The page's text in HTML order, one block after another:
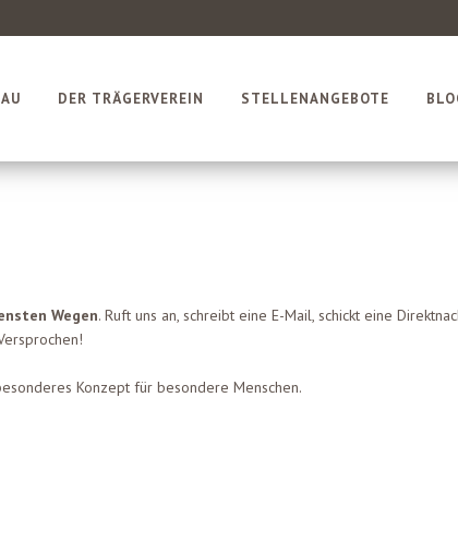
DER TRÄGERVEREIN STELLENANGEBOTE
Wegen. Ruft uns an, schreibt eine E-Mail, schickt eine
Konzept für besondere Menschen.